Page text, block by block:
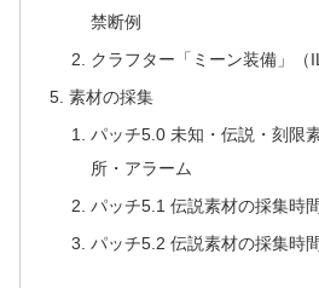
禁断例
クラフター「ミーン装備」（
素材の採集
パッチ5.0 未知・伝説・刻限
所・アラーム
パッチ5.1 伝説素材の採集時
パッチ5.2 伝説素材の採集時